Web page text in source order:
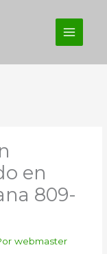
en
809-
webmaster